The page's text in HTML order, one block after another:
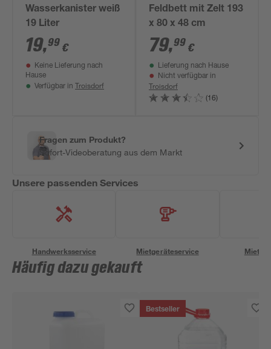
Wasserkanister weiß
19 Liter
19,99 €
Keine Lieferung nach
Hause
Verfügbar in Troisdorf
Feldbett mit Zelt 193
x 80 x 48 cm
79,99 €
Lieferung nach Hause
Nicht verfügbar in
Troisdorf
(16)
Fragen zum Produkt?
Sofort-Videoberatung aus dem Markt
Unsere passenden Services
Handwerksservice Mietgeräteservice
Häufig dazu gekauft
Bestseller